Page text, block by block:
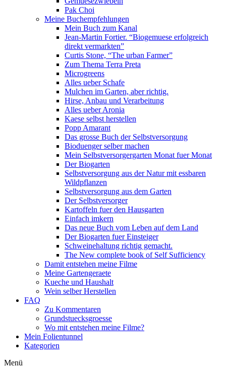
Pak Choi
Meine Buchempfehlungen
Mein Buch zum Kanal
Jean-Martin Fortier. “Biogemuese erfolgreich
direkt vermarkten”
Curtis Stone, “The urban Farmer”
Zum Thema Terra Preta
Microgreens
Alles ueber Schafe
Mulchen im Garten, aber richtig.
Hirse, Anbau und Verarbeitung
Alles ueber Aronia
Kaese selbst herstellen
Popp Amarant
Das grosse Buch der Selbstversorgung
Bioduenger selber machen
Mein Selbstversorgergarten Monat fuer Monat
Der Biogarten
Selbstversorgung aus der Natur mit essbaren
Wildpflanzen
Selbstversorgung aus dem Garten
Der Selbstversorger
Kartoffeln fuer den Hausgarten
Einfach imkern
Das neue Buch vom Leben auf dem Land
Der Biogarten fuer Einsteiger
Schweinehaltung richtig gemacht.
The New complete book of Self Sufficiency
Damit entstehen meine Filme
Meine Gartengeraete
Kueche und Haushalt
Wein selber Herstellen
FAQ
Zu Kommentaren
Grundstuecksgroesse
Wo mit entstehen meine Filme?
Mein Folientunnel
Kategorien
Menü